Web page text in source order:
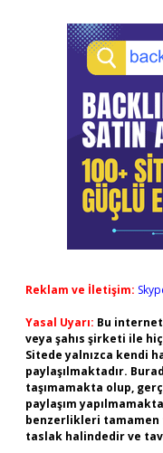
Reklam ve İletişim:
Yasal Uyarı: Bu
veya şahıs şirketi ile
Sitede yalnızca kendi
paylaşılmaktadır.
taşımamakta olup,
paylaşım
benzerlikleri
taslak halindedir ve